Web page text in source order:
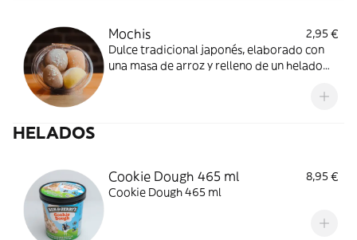
Mochis
2,95 €
Dulce tradicional japonés, elaborado con
una masa de arroz y relleno de un helado
con avellanas, mango, té verde y limón. ¿Te
HELADOS
Cookie Dough 465 ml
8,95 €
Cookie Dough 465 ml